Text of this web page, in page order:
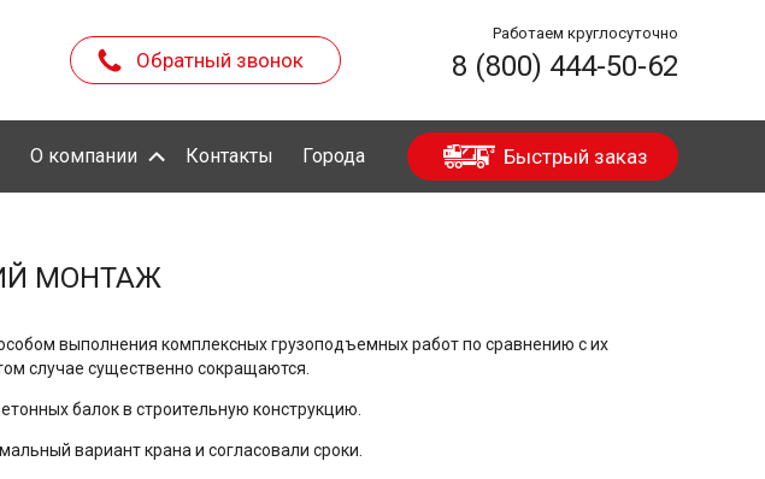
Обратный звонок
Работаем круглосуточно
8 (800) 444-50-62
О компании Контакты Города Быстрый заказ
МОНТАЖ
выполнения комплексных грузоподъемных работ по сравнению с их
случае существенно сокращаются.
балок в строительную конструкцию.
вариант крана и согласовали сроки.